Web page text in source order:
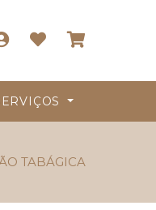
TABÁGICA